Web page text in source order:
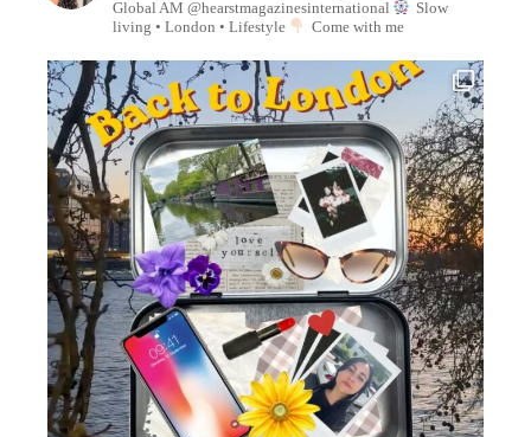
Global AM @hearstmagazinesinternational
Slow
living • London • Lifestyle
Come with me